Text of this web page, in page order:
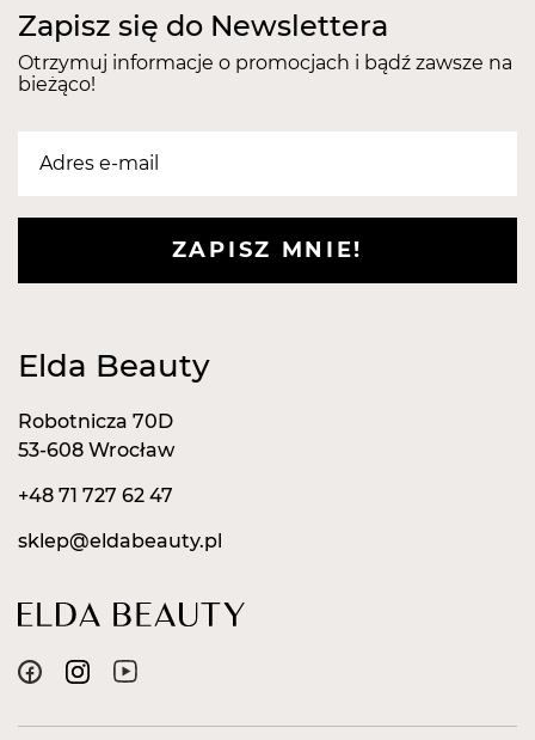
Zapisz się do Newslettera
Otrzymuj informacje o promocjach i bądź zawsze na
bieżąco!
ZAPISZ MNIE!
Elda Beauty
Robotnicza 70D
53-608 Wrocław
+48 71 727 62 47
sklep@eldabeauty.pl